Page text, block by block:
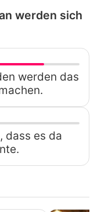
werden sich
werden das
dass es da